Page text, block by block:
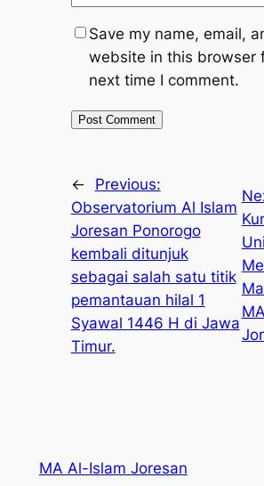
Save my name, email,
website in this browser
next time I comment.
←
Previous:
Observatorium Al Islam
Joresan Ponorogo
kembali ditunjuk
sebagai salah satu titik
pemantauan hilal 1
Syawal 1446 H di Jawa
Timur.
MA Al-Islam Joresan